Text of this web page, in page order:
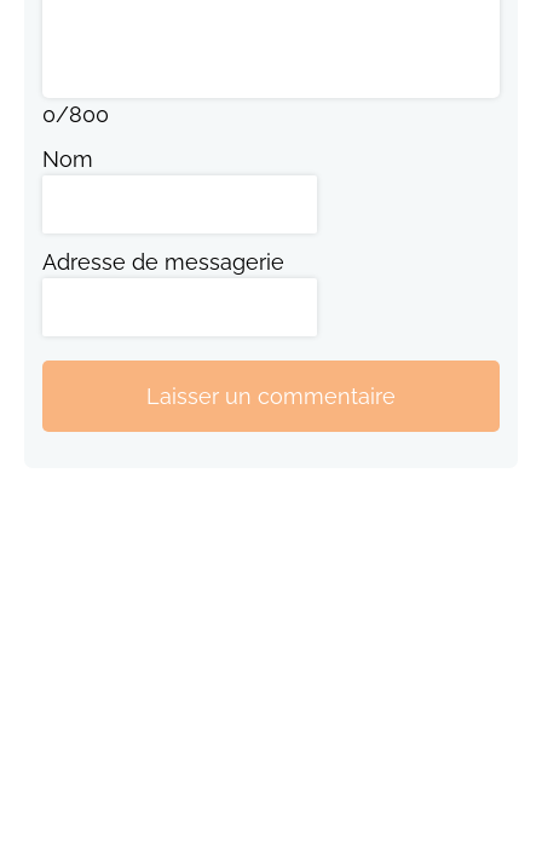
0/800
Nom
Adresse de messagerie
Laisser un commentaire